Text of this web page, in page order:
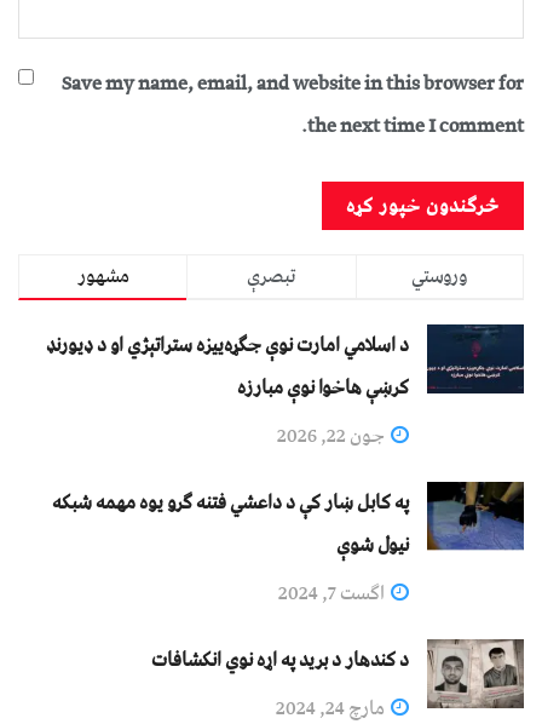
Save my name, email, and website in this browser for
the next time I comment.
مشهور تبصرې
وروستي
د اسلامي امارت نوې جګړه‌ییزه ستراتېژي او د ډیورنډ
کرښې هاخوا نوې مبارزه
جون 22, 2026
په کابل ښار کې د داعشي فتنه ګرو يوه مهمه شبکه
نيول شوې
اگست 7, 2024
د کندهار د برید په اړه نوي انکشافات
مارچ 24, 2024